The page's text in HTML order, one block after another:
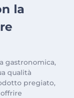
la
gastronomica,
qualità
pregiato,